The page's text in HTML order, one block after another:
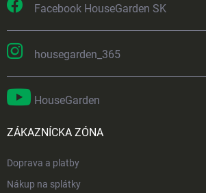
Facebook HouseGarden SK
housegarden_365
HouseGarden
ZÁKAZNÍCKA ZÓNA
Doprava a platby
Nákup na splátky